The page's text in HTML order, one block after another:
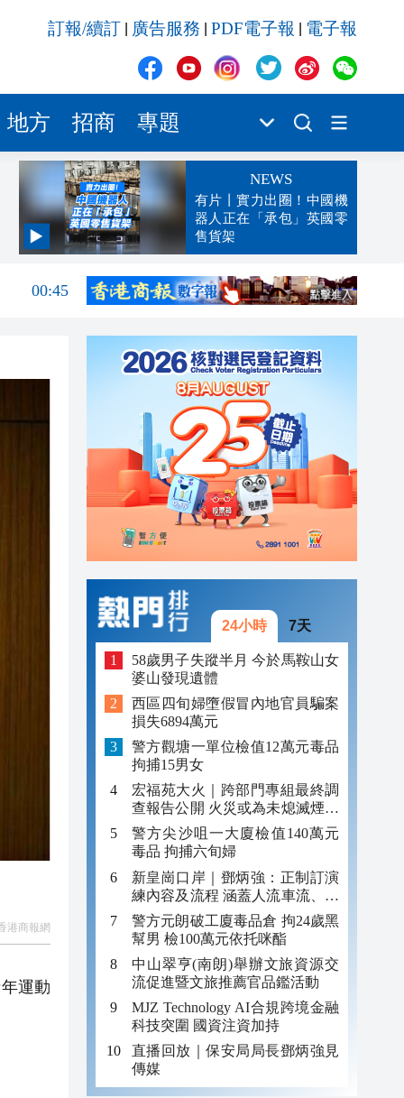
訂報/續訂 廣告服務 PDF電子報 電子報
地方 招商 專題
NEWS
有片丨實力出圈！中國機
器人正在「承包」英國零
售貨架
04:29
00:45
港商報網
運動
24小時 7天
58歲男子失蹤半月 今於馬鞍山女
婆山發現遺體
西區四旬婦墮假冒內地官員騙案
損失6894萬元
警方觀塘一單位檢值12萬元毒品
拘捕15男女
宏福苑大火｜跨部門專組最終調
查報告公開 火災或為未熄滅煙頭
引發
警方尖沙咀一大廈檢值140萬元
毒品 拘捕六旬婦
新皇崗口岸｜鄧炳強：正制訂演
練內容及流程 涵蓋人流車流、緊
急應變等
警方元朗破工廈毒品倉 拘24歲黑
幫男 檢100萬元依托咪酯
中山翠亨(南朗)舉辦文旅資源交
流促進暨文旅推薦官品鑑活動
MJZ Technology AI合規跨境金融
科技突圍 國資注資加持
直播回放｜保安局局長鄧炳強見
傳媒